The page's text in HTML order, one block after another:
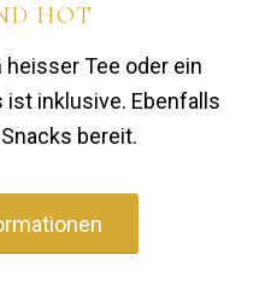
HOT
heisser Tee oder ein
inklusive. Ebenfalls
bereit.